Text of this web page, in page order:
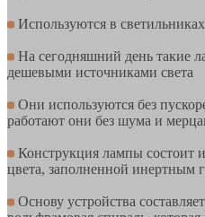
Используются в
На сегодняшний день такие
дешевыми источниками света
Они используются без
работают они без шума и
Конструкция лампы состоит
цвета, заполненной инертным
Основу устройства